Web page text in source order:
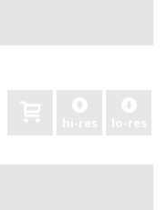
hi-res lo-res